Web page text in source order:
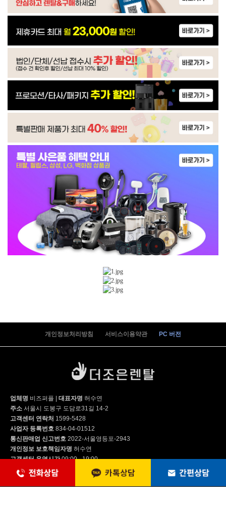
WP-40C9500M | 20,900
WP-30C8460N | 21,900
WP-30C9460N | 23,900
WP-30C8560N | 22,900
WP-30C9560N | 24,900
WP-60C8500M | 34,900
WP-60C8500M | 35,900
WP-60C9500C | 39,900
WP-45S80510M | 35,900
개인정보처리방침 서비스이용약관 PC 버전
업체명 비즈퍼플 | 대표자명 허수연
주소 서울시 도봉구 도담로31길 14-2
고객센터 연락처 1599-5428
사업자 등록번호 834-04-01512
통신판매업 신고번호 2022-서울영등포-2943
개인정보 보호책임자명 허수연
고객센터 운영시간09:00 - 19:00